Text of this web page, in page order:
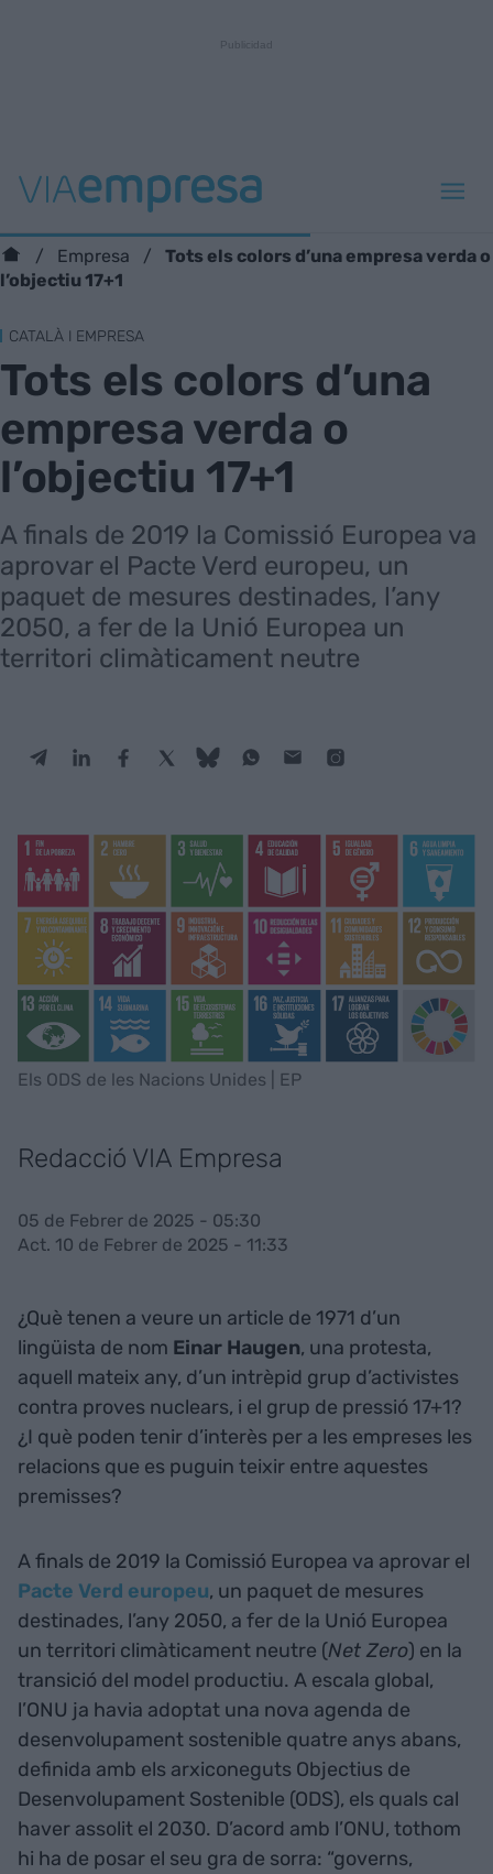
Empresa
Tots els colors d’una empresa verda o
l’objectiu 17+1
CATALÀ I EMPRESA
Tots els colors d’una
empresa verda o
l’objectiu 17+1
A finals de 2019 la Comissió Europea va
aprovar el Pacte Verd europeu, un
paquet de mesures destinades, l’any
2050, a fer de la Unió Europea un
territori climàticament neutre
Els ODS de les Nacions Unides | EP
Redacció VIA Empresa
05 de Febrer de 2025 - 05:30
Act. 10 de Febrer de 2025 - 11:33
¿Què tenen a veure un article de 1971 d’un
lingüista de nom Einar Haugen, una protesta,
aquell mateix any, d’un intrèpid grup d’activistes
contra proves nuclears, i el grup de pressió 17+1?
¿I què poden tenir d’interès per a les empreses les
relacions que es puguin teixir entre aquestes
premisses?
A finals de 2019 la Comissió Europea va aprovar el
Pacte Verd europeu, un paquet de mesures
destinades, l’any 2050, a fer de la Unió Europea
un territori climàticament neutre (Net Zero) en la
transició del model productiu. A escala global,
l’ONU ja havia adoptat una nova agenda de
desenvolupament sostenible quatre anys abans,
definida amb els arxiconeguts Objectius de
Desenvolupament Sostenible (ODS), els quals cal
haver assolit el 2030. D’acord amb l’ONU, tothom
hi ha de posar el seu gra de sorra: “governs,